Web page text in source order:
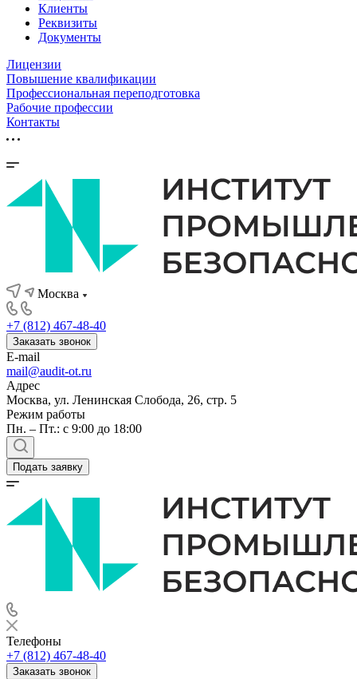
Клиенты
Реквизиты
Документы
Лицензии
Повышение квалификации
Профессиональная переподготовка
Рабочие профессии
Контакты
Москва
+7 (812) 467-48-40
Заказать звонок
E-mail
mail@audit-ot.ru
Адрес
Москва, ул. Ленинская Слобода, 26, стр. 5
Режим работы
Пн. – Пт.: с 9:00 до 18:00
Подать заявку
Телефоны
+7 (812) 467-48-40
Заказать звонок